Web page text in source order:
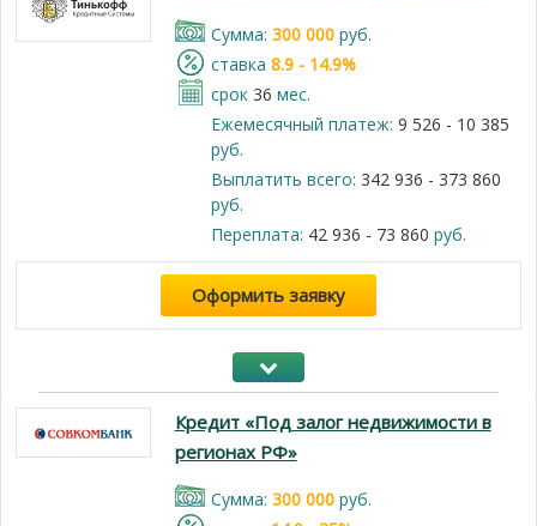
Cумма: 300 000руб.
cтавка 8.9 - 14.9%
срок 36 мес.
Ежемесячный платеж: 9 526 - 10 385
руб.
Выплатить всего: 342 936 - 373 860
руб.
Переплата: 42 936 - 73 860 руб.
Оформить заявку
Кредит «Под залог недвижимости в
регионах РФ»
Cумма: 300 000руб.